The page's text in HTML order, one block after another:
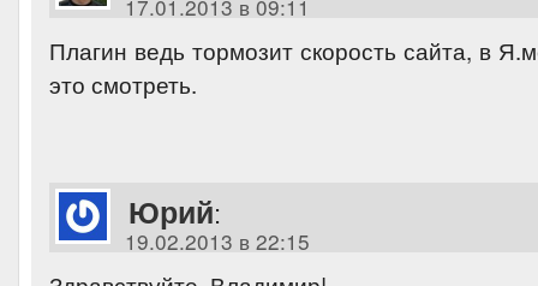
17.01.2013 в 09:11
Плагин ведь тормозит скорость сайта, в
это смотреть.
Юрий:
19.02.2013 в 22:15